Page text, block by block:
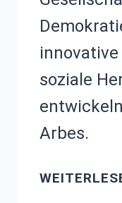
soziale
Arbes.